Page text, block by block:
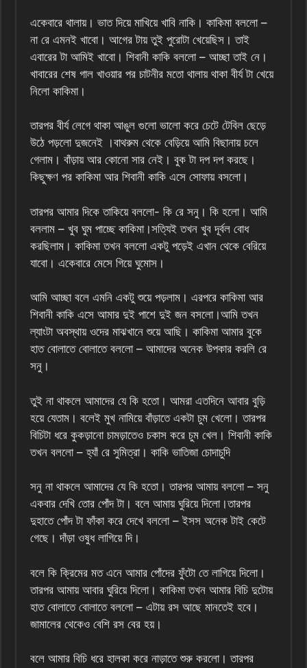
একেবারে থালায়। ভাত দিয়ে মাখিয়ে খাবি নাকি। কাকিমা বললো –
না রে এমনই খাবো। আগের টায় তুই পুরোটা খেয়েছিস। তাই
এবারের টা আমিই খাবো। শিবানী কাকি বললো – আচ্ছা তাই নে।
খাবারের শেষ গাল খাওয়ার পর চাটনীর মতো থালায় থাকা বীর্য টা খেয়ে
নিলো কাকিমা।
তারপর বীর্য লেগে থাকা আঙুল গুলো ভালো করে চেটে টেবিল ছেড়ে
উঠে পড়লো দুজনেই ।বাথরুম থেকে বেড়িয়ে আমি বিছানায় চলে
গেলাম। বাঁড়ায় আর কোনো সার নেই। বুক টা দপ দপ করছে।
কিছুক্ষণ পর কাকিমা আর শিবানী কাকি এসে সোফায় বসলো।
তারপর আমার দিকে তাকিয়ে বললো- কি রে সনু। কি হলো। আমি
বললাম – খুব ঘুম পাচ্ছে কাকিমা।সত্যিই তখন খুব দূর্বল বোধ
করছিলাম। কাকিমা তখন বললো একটু পড়েই এখান থেকে বেরিয়ে
যাবো। একেবারে মেসে গিয়ে ঘুমোস।
আমি আচ্ছা বলে এমনি একটু শুয়ে পড়লাম। এরপরে কাকিমা আর
শিবানী কাকি এসে আমার দুই পাশে দুই জন বসলো।আমি তখন
ল্যাংটা অবস্থায় ওদের মাঝখানে শুয়ে আছি। কাকিমা আমার বুকে
হাত বোলাতে বোলাতে বললো – আমাদের অনেক উপকার করলি রে
সনু।
তুই না থাকলে আমাদের যে কি হতো। আমরা এতদিনে আবার বুড়ি
হয়ে যেতাম। বলেই মুখ নামিয়ে বাঁড়াতে একটা চুম খেলো। তারপর
বিচিটা ধরে কুকড়ানো চামড়াতেও চকাস করে চুম খেল। শিবানী কাকি
তখন বললো – হ্যাঁ রে সুমিত্রা। কাকি ভাতিজা চোদাচুদি
সনু না থাকলে আমাদের যে কি হতো। তারপর আমায় বললো – সনু
একবার দেখি তোর পোঁদ টা। বলে আমায় ঘুরিয়ে দিলো।তারপর
দুহাতে পোঁদ টা ফাঁকা করে দেখে বললো – ইসস অনেক টাই কেটে
গেছে। দাঁড়া ওষুধ লাগিয়ে দি।
বলে কি ক্রিমের মত এনে আমার পোঁদের ফুঁটো তে লাগিয়ে দিলো।
তারপর আমায় আবার ঘুরিয়ে দিলো। কাকিমা তখন আমার বিচি দুটোয়
হাত বোলাতে বোলাতে বললো – এটায় রস আছে মানতেই হবে।
জামালের থেকেও বেশি রস বের হয়।
বলে আমার বিচি ধরে হালকা করে নাড়াতে শুরু করলো। তারপর